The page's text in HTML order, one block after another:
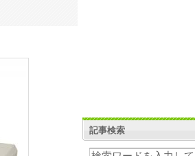
記事検索